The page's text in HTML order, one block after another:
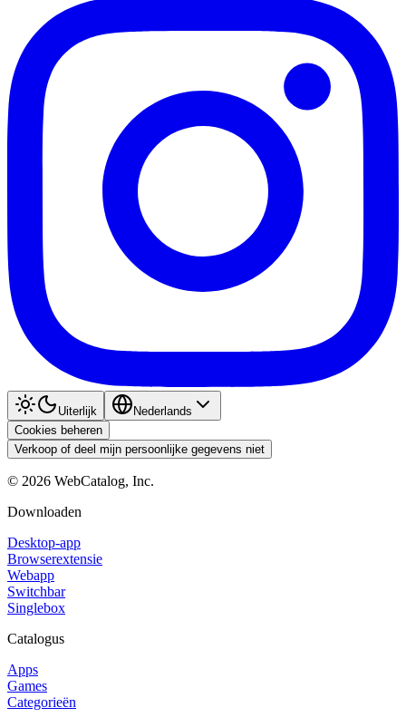
Uiterlijk
Nederlands
Cookies beheren
Verkoop of deel mijn persoonlijke gegevens niet
© 2026 WebCatalog, Inc.
Downloaden
Desktop-app
Browserextensie
Webapp
Switchbar
Singlebox
Catalogus
Apps
Games
Categorieën